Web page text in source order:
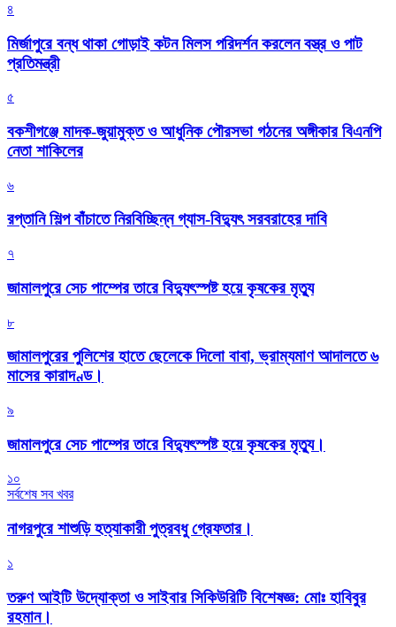
৪
মির্জাপুরে বন্ধ থাকা গোড়াই কটন মিলস পরিদর্শন করলেন বস্ত্র ও পাট
প্রতিমন্ত্রী
৫
বকশীগঞ্জে মাদক-জুয়ামুক্ত ও আধুনিক পৌরসভা গঠনের অঙ্গীকার বিএনপি
নেতা শাকিলের
৬
রপ্তানি শিল্প বাঁচাতে নিরবিচ্ছিন্ন গ্যাস-বিদ্যুৎ সরবরাহের দাবি
৭
জামালপুরে সেচ পাম্পের তারে বিদ্যুৎস্পষ্ট হয়ে কৃষকের মৃত্যু
৮
জামালপুরের পুলিশের হাতে ছেলেকে দিলো বাবা, ভ্রাম্যমাণ আদালতে ৬
মাসের কারাদণ্ড।
৯
জামালপুরে সেচ পাম্পের তারে বিদ্যুৎস্পষ্ট হয়ে কৃষকের মৃত্যু।
১০
সর্বশেষ সব খবর
নাগরপুরে শাশুড়ি হত্যাকারী পুত্রবধু গ্রেফতার।
১
তরুণ আইটি উদ্যোক্তা ও সাইবার সিকিউরিটি বিশেষজ্ঞ: মোঃ হাবিবুর
রহমান।